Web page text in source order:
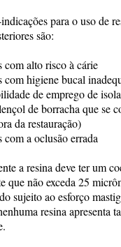
para o uso de
são:
com alto risco à cárie
com higiene bucal
de emprego de
de borracha que se
da restauração)
com a oclusão errada
a resina deve ter um
que não exceda 25
sujeito ao esforço
resina apresenta